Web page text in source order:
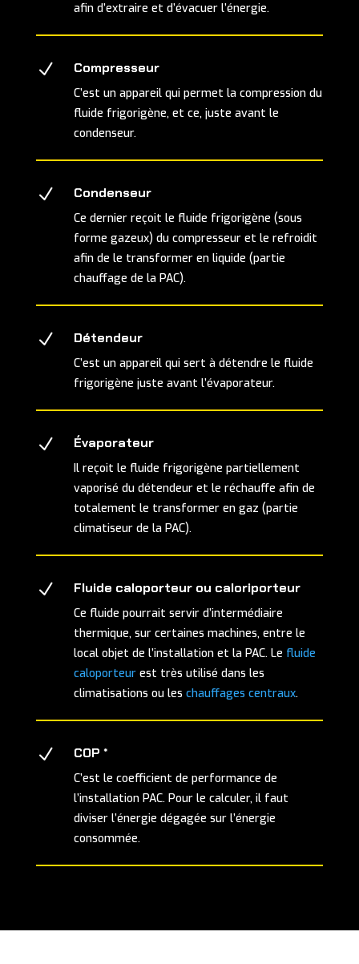
afin d’extraire et d’évacuer l’énergie.
N Compresseur
C’est un appareil qui permet la compression du
fluide frigorigène, et ce, juste avant le
condenseur.
N Condenseur
Ce dernier reçoit le fluide frigorigène (sous
forme gazeux) du compresseur et le refroidit
afin de le transformer en liquide (partie
chauffage de la PAC).
N Détendeur
C’est un appareil qui sert à détendre le fluide
frigorigène juste avant l’évaporateur.
N Évaporateur
Il reçoit le fluide frigorigène partiellement
vaporisé du détendeur et le réchauffe afin de
totalement le transformer en gaz (partie
climatiseur de la PAC).
N Fluide caloporteur ou caloriporteur
Ce fluide pourrait servir d’intermédiaire
thermique, sur certaines machines, entre le
local objet de l’installation et la PAC. Le fluide
caloporteurest très utilisé dans les
climatisations ou les chauffages centraux.
N COP *
C’est le coefficient de performance de
l’installation PAC. Pour le calculer, il faut
diviser l’énergie dégagée sur l’énergie
consommée.